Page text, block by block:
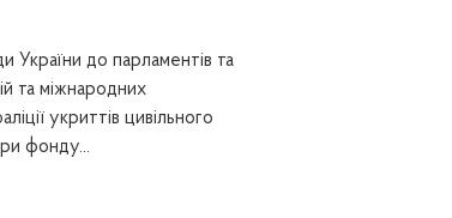
України до парламентів та
та міжнародних
укриттів цивільного
фонду...